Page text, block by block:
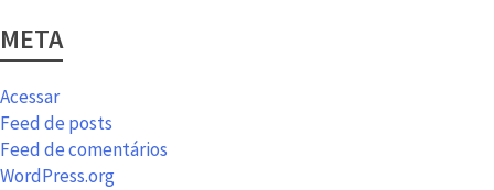
META
Acessar
Feed de posts
Feed de comentários
WordPress.org